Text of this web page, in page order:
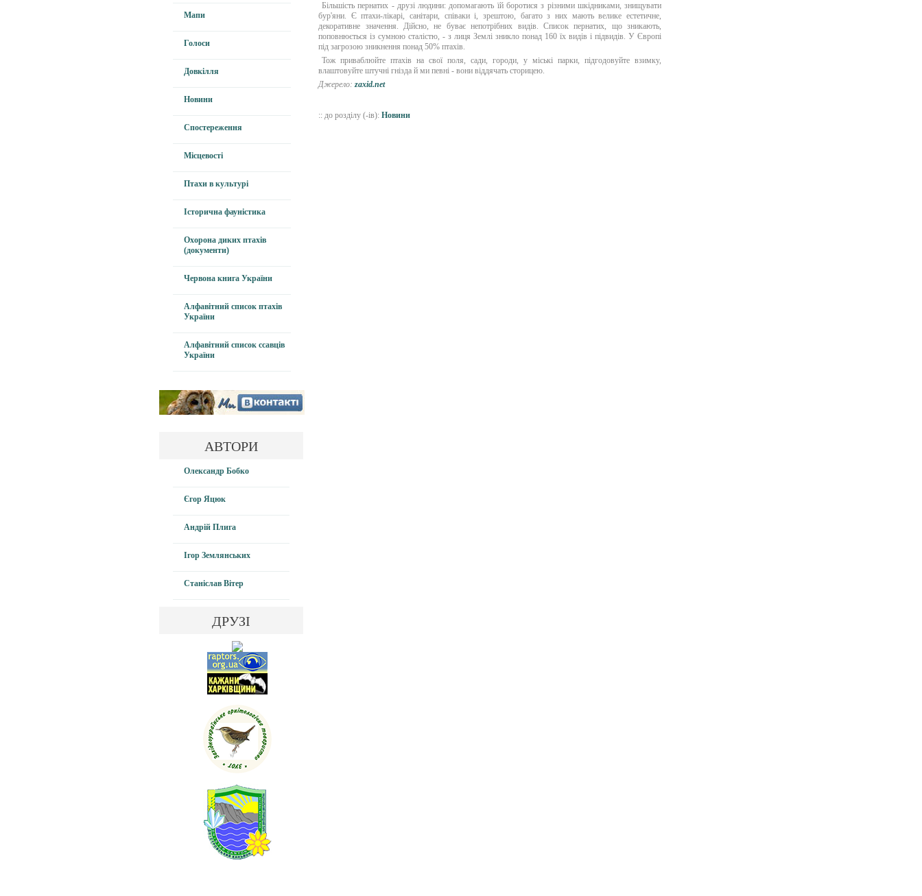
Мапи
Голоси
Довкілля
Новини
Спостереження
Місцевості
Птахи в культурі
Історична фауністика
Охорона диких птахів
(документи)
Червона книга України
Алфавітний список птахів
України
Алфавітний список ссавців
України
АВТОРИ
Олександр Бобко
Єгор Яцюк
Андрій Плига
Ігор Землянських
Станіслав Вітер
ДРУЗІ
Більшість пернатих - друзі людини: допомагають їй боротися з різними шкідниками, знищувати
бур'яни. Є птахи-лікарі, санітари, співаки і, зрештою, багато з них мають велике естетичне,
декоративне значення. Дійсно, не буває непотрібних видів. Список пернатих, що зникають,
поповнюється із сумною сталістю, - з лиця Землі зникло понад 160 їх видів і підвидів. У Європі
під загрозою зникнення понад 50% птахів.
Тож приваблюйте птахів на свої поля, сади, городи, у міські парки, підгодовуйте взимку,
влаштовуйте штучні гнізда й ми певні - вони віддячать сторицею.
Джерело:zaxid.net
:: до розділу (-ів):Новини